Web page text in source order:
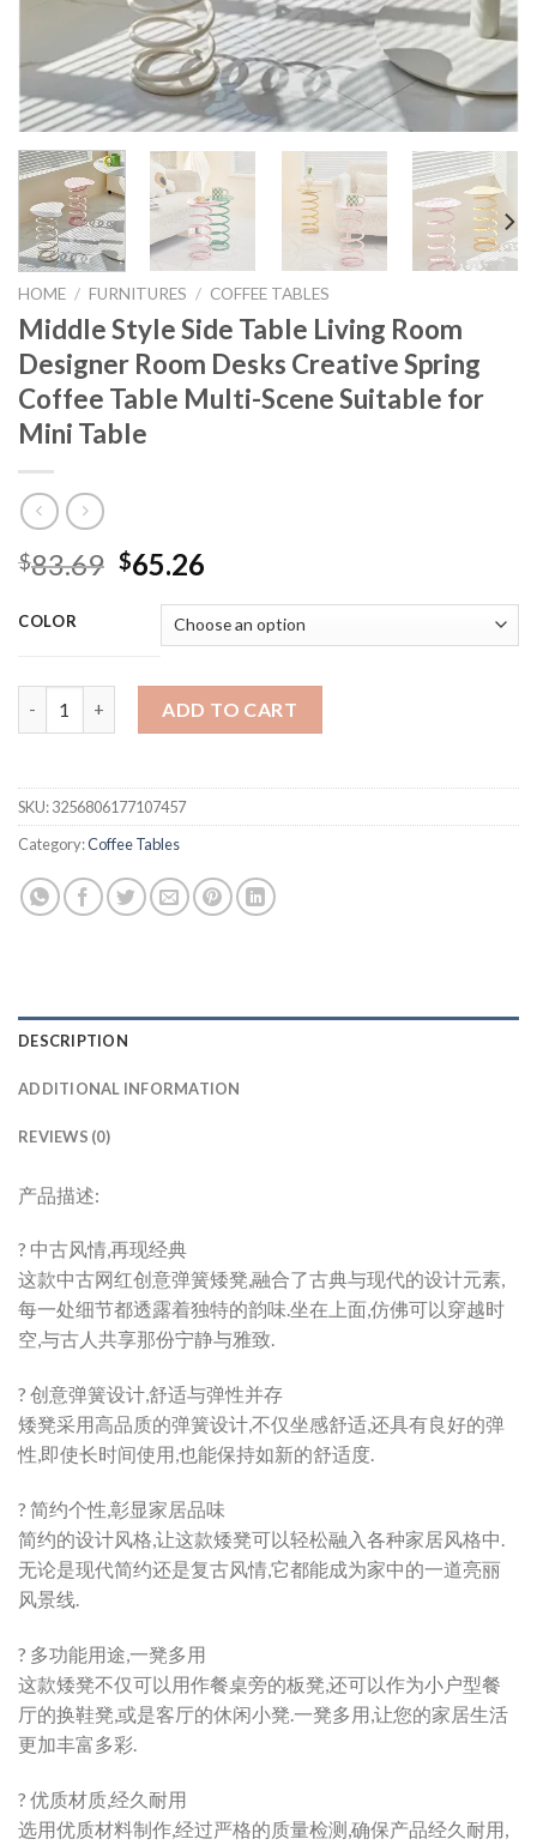
HOME / FURNITURES / COFFEE TABLES
Middle Style Side Table Living Room
Designer Room Desks Creative Spring
Coffee Table Multi-Scene Suitable for
Mini Table
$83.69 Original
was:
$83.69.
$65.26
is:
$65.26.
COLOR
ADD TO CART
SKU:3256806177107457
Category:Coffee Tables
DESCRIPTION
ADDITIONAL INFORMATION
REVIEWS (0)
产品描述:
? 中古风情,再现经典
这款中古网红创意弹簧矮凳,融合了古典与现代的设计元素,
每一处细节都透露着独特的韵味.坐在上面,仿佛可以穿越时
空,与古人共享那份宁静与雅致.
? 创意弹簧设计,舒适与弹性并存
矮凳采用高品质的弹簧设计,不仅坐感舒适,还具有良好的弹
性,即使长时间使用,也能保持如新的舒适度.
? 简约个性,彰显家居品味
简约的设计风格,让这款矮凳可以轻松融入各种家居风格中.
无论是现代简约还是复古风情,它都能成为家中的一道亮丽
风景线.
? 多功能用途,一凳多用
这款矮凳不仅可以用作餐桌旁的板凳,还可以作为小户型餐
厅的换鞋凳,或是客厅的休闲小凳.一凳多用,让您的家居生活
更加丰富多彩.
? 优质材质,经久耐用
选用优质材料制作,经过严格的质量检测,确保产品经久耐用,